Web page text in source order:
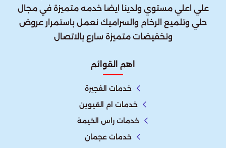
علي اعلي مستوي ولدينا ايضا خدمه متميزة في مجال
حلي وتلميع الرخام والسراميك نعمل باستمرار عروض
وتخفيضات متميزة سارع بالاتصال
اهم القوائم
خدمات الفجيرة
خدمات ام القيوين
خدمات راس الخيمة
خدمات عجمان